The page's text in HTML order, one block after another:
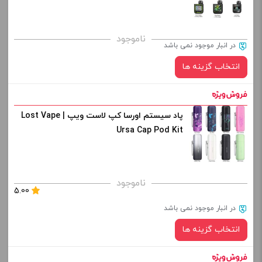
برای فعال شدن سبد خرید و نمایش قیمت ، گزینه های محصول را
از کادر بالا انتخاب کنید.
+
افزودن به سبد خرید
ناموجود در انبار موجود نمی باشد
انتخاب گزینه ها
رنگ:
برای فعال شدن سبد خرید و نمایش قیمت ، گزینه های محصول را
+
پاد سیستم اورسا کپ لاست ویپ | Lost Vape
Ursa Cap Pod Kit
ناموجود
5.00
در انبار موجود نمی باشد
انتخاب گزینه ها